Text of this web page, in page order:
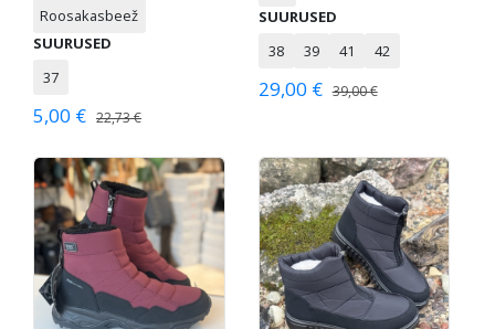
Roosakasbeež
SUURUSED
37
5,00 € 22,73 €
SUURUSED
38
39 41 42
29,00 € 39,00 €